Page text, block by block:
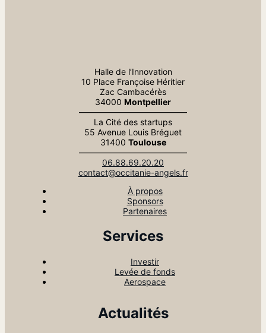
Halle de l’Innovation
10 Place Françoise Héritier
Zac Cambacérès
34000 Montpellier
—————————————
La Cité des startups
55 Avenue Louis Bréguet
31400 Toulouse
—————————————
06.88.69.20.20
contact@occitanie-angels.fr
À propos
Sponsors
Partenaires
Services
Investir
Levée de fonds
Aerospace
Actualités